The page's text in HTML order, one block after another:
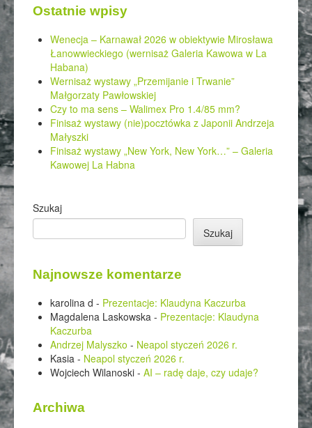
Ostatnie wpisy
Wenecja – Karnawał 2026 w obiektywie Mirosława
Łanowwieckiego (wernisaż Galeria Kawowa w La
Habana)
Wernisaż wystawy „Przemijanie i Trwanie”
Małgorzaty Pawłowskiej
Czy to ma sens – Walimex Pro 1.4/85 mm?
Finisaż wystawy (nie)pocztówka z Japonii Andrzeja
Małyszki
Finisaż wystawy „New York, New York…” – Galeria
Kawowej La Habna
Szukaj
Szukaj
Najnowsze komentarze
karolina d - Prezentacje: Klaudyna Kaczurba
Magdalena Laskowska - Prezentacje: Klaudyna
Kaczurba
Andrzej Malyszko - Neapol styczeń 2026 r.
Kasia - Neapol styczeń 2026 r.
Wojciech Wilanoski -AI – radę daje, czy udaje?
Archiwa